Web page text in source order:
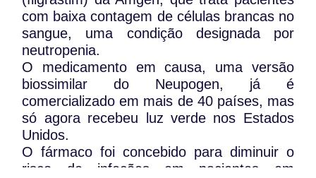
com baixa contagem de células brancas no
sangue, uma condição designada por
neutropenia.
O medicamento em causa, uma versão
biossimilar do Neupogen, já é
comercializado em mais de 40 países, mas
só agora recebeu luz verde nos Estados
Unidos.
O fármaco foi concebido para diminuir o
risco de infeções em pacientes em